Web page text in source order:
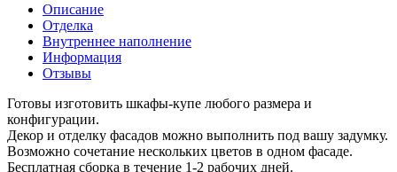
Описание
Отделка
Внутреннее наполнение
Информация
Отзывы
Готовы изготовить шкафы-купе любого размера и
конфигурации.
Декор и отделку фасадов можно выполнить под вашу задумку.
Возможно сочетание нескольких цветов в одном фасаде.
Бесплатная сборка в течение 1-2 рабочих дней.